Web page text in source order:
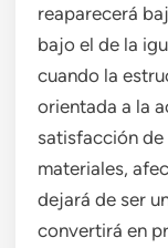
reaparecerá
bajo el de la
cuando la
orientada a la
satisfacción
materiales,
dejará de ser
convertirá en